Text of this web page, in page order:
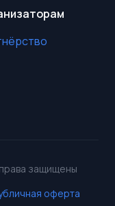
защищены
оферта